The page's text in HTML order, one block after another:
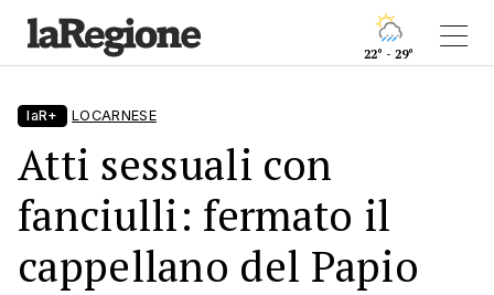
22° - 29°
laR+ LOCARNESE
Atti sessuali con
fanciulli: fermato il
cappellano del Papio